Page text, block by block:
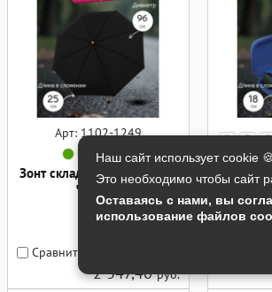
Арт: 1102-1249
В наличии
Зонт складной Nature Mini,
черный
Сравнить
2 347,40руб.
Зонт
Наш сайт использует cookie
Это необходимо чтобы сайт
Оставаясь с нами, вы
использование файлов